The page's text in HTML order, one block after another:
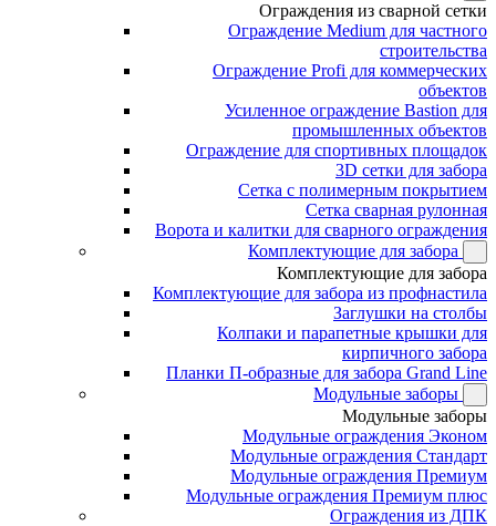
Ограждения из сварной сетки
Ограждение Medium для частного
строительства
Ограждение Profi для коммерческих
объектов
Усиленное ограждение Bastion для
промышленных объектов
Ограждение для спортивных площадок
3D сетки для забора
Сетка с полимерным покрытием
Сетка сварная рулонная
Ворота и калитки для сварного ограждения
Комплектующие для забора
Комплектующие для забора
Комплектующие для забора из профнастила
Заглушки на столбы
Колпаки и парапетные крышки для
кирпичного забора
Планки П-образные для забора Grand Line
Модульные заборы
Модульные заборы
Модульные ограждения Эконом
Модульные ограждения Стандарт
Модульные ограждения Премиум
Модульные ограждения Премиум плюс
Ограждения из ДПК